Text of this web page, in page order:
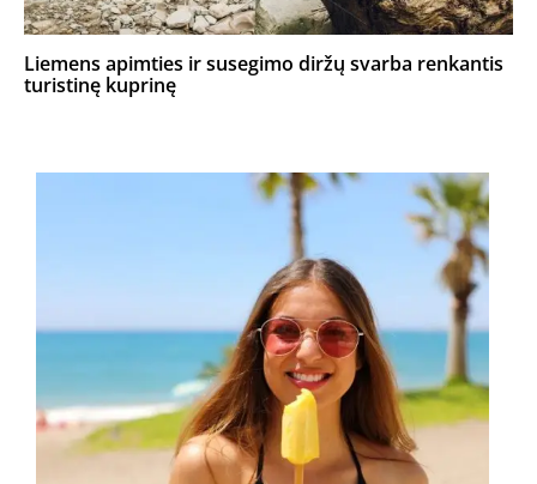
Liemens apimties ir susegimo diržų svarba renkantis
turistinę kuprinę